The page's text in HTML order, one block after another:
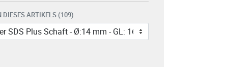
DIESES ARTIKELS (109)